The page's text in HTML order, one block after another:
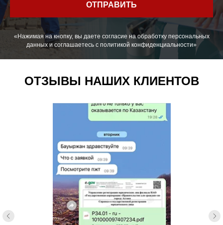
ОТПРАВИТЬ
«Нажимая на кнопку, вы даете согласие на обработку персональных
данных и соглашаетесь c политикой конфиденциальности»
ОТЗЫВЫ НАШИХ КЛИЕНТОВ